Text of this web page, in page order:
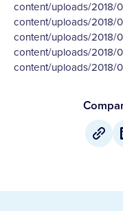
content/uploads/2018/
content/uploads/2018/
content/uploads/2018/
content/uploads/2018/
content/uploads/2018/